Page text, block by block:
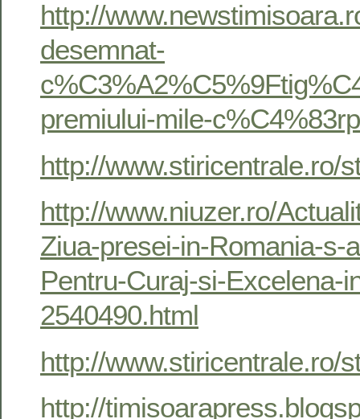
http://
desemnat-
premiului-mile-
http://www.stiricentrale.ro/
http://www.niuzer.ro/
Ziua-presei-in-Romania-s-
Pentru-Curaj-si-Excelena-
2540490.html
http://www.stiricentrale.ro/
http://